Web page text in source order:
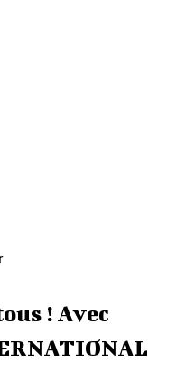
! Avec